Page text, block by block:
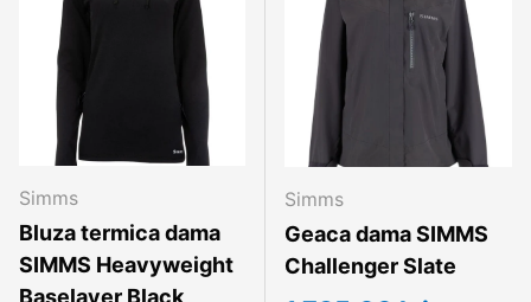
Simms
Bluza termica dama
SIMMS Heavyweight
Simms
Geaca dama SIMMS
Challenger Slate